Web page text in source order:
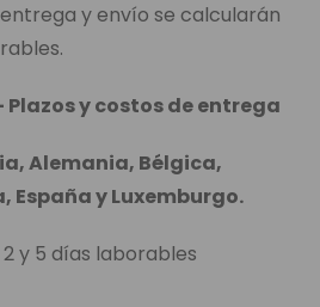
y envío se calcularán
Plazos y costos de entrega
Alemania, Bélgica,
y Luxemburgo.
2 y 5 días laborables